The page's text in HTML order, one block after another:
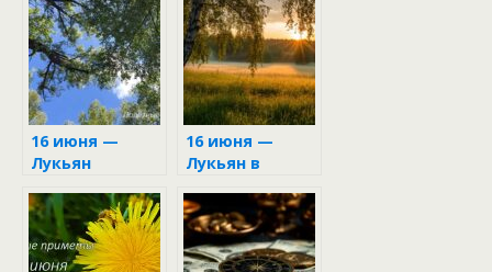
16 июня —
Лукьян
16 июня —
Лукьян в
календаре